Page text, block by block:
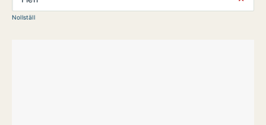
Nollställ